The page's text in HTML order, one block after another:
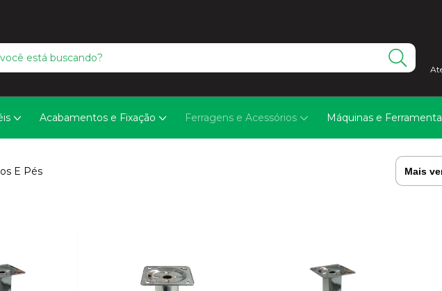
Acabamentos e Fixação Ferragens e Acessórios Máquinas e
E Pés